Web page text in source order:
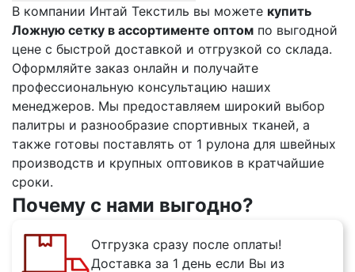
В компании Интай Текстиль вы можете купить
Ложную сетку в ассортименте оптом по выгодной
цене с быстрой доставкой и отгрузкой со склада.
Оформляйте заказ онлайн и получайте
профессиональную консультацию наших
менеджеров. Мы предоставляем широкий выбор
палитры и разнообразие спортивных тканей, а
также готовы поставлять от 1 рулона для швейных
производств и крупных оптовиков в кратчайшие
сроки.
Почему с нами выгодно?
Отгрузка сразу после оплаты!
Доставка за 1 день если Вы из